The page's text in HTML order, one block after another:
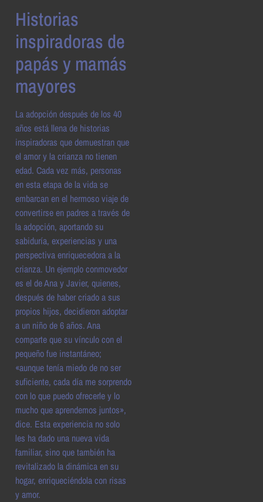
Historias
inspiradoras de
papás y mamás
mayores
La adopción después de los 40
años está llena de historias
inspiradoras que demuestran que
el amor y la crianza no tienen
edad. Cada vez más, personas
en esta etapa de la vida se
embarcan en el hermoso viaje de
convertirse en padres a través de
la adopción, aportando su
sabiduría, experiencias y una
perspectiva enriquecedora a la
crianza. Un ejemplo conmovedor
es el de Ana y Javier, quienes,
después de haber criado a sus
propios hijos, decidieron adoptar
a un niño de 6 años. Ana
comparte que su vínculo con el
pequeño fue instantáneo;
«aunque tenía miedo de no ser
suficiente, cada día me sorprendo
con lo que puedo ofrecerle y lo
mucho que aprendemos juntos»,
dice. Esta experiencia no solo
les ha dado una nueva vida
familiar, sino que también ha
revitalizado la dinámica en su
hogar, enriqueciéndola con risas
y amor.